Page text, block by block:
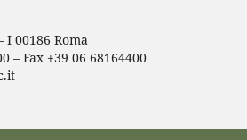
I 00186 Roma
– Fax +39 06 68164400